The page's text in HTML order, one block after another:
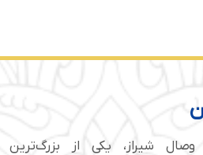
شیراز، یکی از بزرگ‌ترین